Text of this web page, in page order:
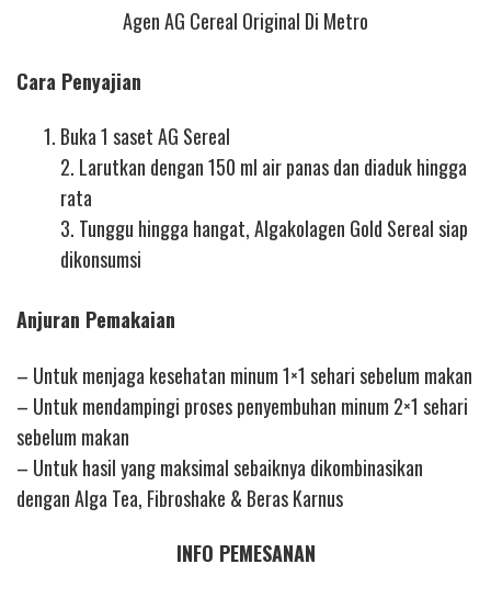
Agen AG Cereal Original Di Metro
Cara Penyajian
Buka 1 saset AG Sereal
2. Larutkan dengan 150 ml air panas dan diaduk hingga
rata
3. Tunggu hingga hangat, Algakolagen Gold Sereal siap
dikonsumsi
Anjuran Pemakaian
– Untuk menjaga kesehatan minum 1×1 sehari sebelum makan
– Untuk mendampingi proses penyembuhan minum 2×1 sehari
sebelum makan
– Untuk hasil yang maksimal sebaiknya dikombinasikan
dengan Alga Tea, Fibroshake & Beras Karnus
INFO PEMESANAN